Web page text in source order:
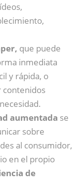
que puede
inmediata
y rápida, o
contenidos
aumentada se
sobre
al consumidor,
en el propio
de